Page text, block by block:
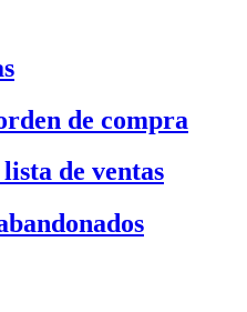
de compra
de ventas